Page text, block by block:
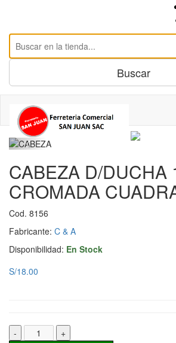
CABEZA D/DUCHA
CROMADA
Cod. 8156
Fabricante: C & A
Disponibilidad: En Stock
S/18.00
- +